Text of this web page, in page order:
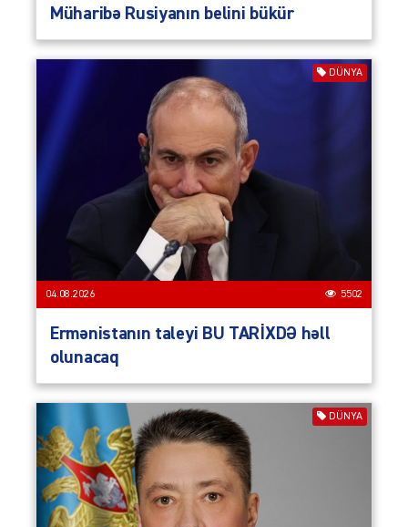
Müharibə Rusiyanın belini bükür
DÜNYA
04.08.2026 5502
Ermənistanın taleyi BU TARİXDƏ həll
olunacaq
DÜNYA